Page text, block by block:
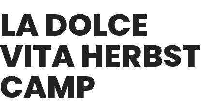
LA DOLCE
VITA HERBST
CAMP